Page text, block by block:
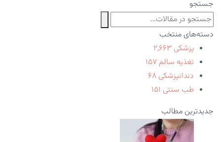
جستجو
دسته‌های منتخب
پزشکی ۲,۶۶۳
تغذیه سالم ۱۵۷
دندانپزشکی ۶۸
طب سنتی ۱۵۱
جدیدترین مطالب